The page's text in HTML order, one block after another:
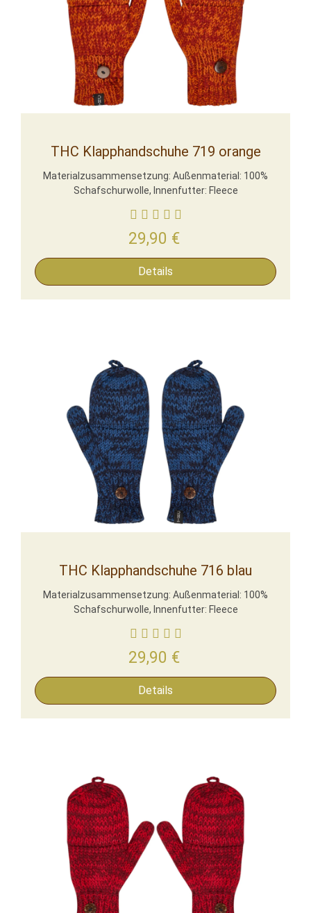
THC Klapphandschuhe 719 orange
Materialzusammensetzung: Außenmaterial: 100%
Schafschurwolle, Innenfutter: Fleece
29,90 €
Details
THC Klapphandschuhe 716 blau
Materialzusammensetzung: Außenmaterial: 100%
Schafschurwolle, Innenfutter: Fleece
29,90 €
Details